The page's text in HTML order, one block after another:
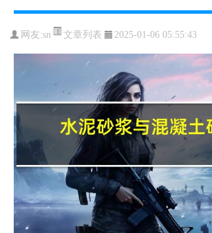
网友:sn 文章列表 2025-01-06 05:55:43